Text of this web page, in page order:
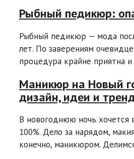
Рыбный педикюр:
Рыбный педикюр — мода
лет. По заверениям
процедура крайне приятна и
Маникюр на Новый
дизайн, идеи и
В новогоднюю ночь хочется
100%. Дело за нарядом,
конечно, маникюром.